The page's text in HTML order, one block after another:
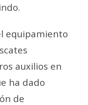
equipamiento
auxilios en
ha dado
de